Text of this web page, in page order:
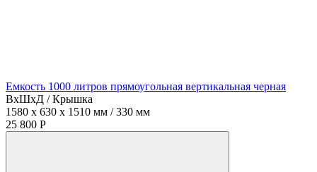
Емкость 1000 литров прямоугольная вертикальная черная
ВхШхД / Крышка
1580 x 630 x 1510 мм / 330 мм
25 800 Р